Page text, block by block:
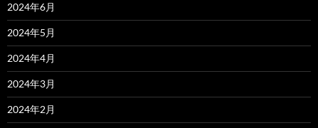
2024年6月
2024年5月
2024年4月
2024年3月
2024年2月